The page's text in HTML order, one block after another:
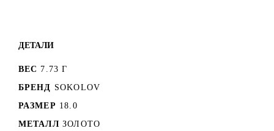
ДЕТАЛИ
ВЕС 7.73 Г
БРЕНД SOKOLOV
РАЗМЕР 18.0
МЕТАЛЛ ЗОЛОТО